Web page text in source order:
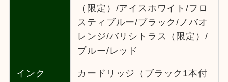
（限定）/アイスホワイト/フロ
スティブルー/ブラック/ノバオ
レンジ/バリシトラス（限定）/
ブルー/レッド
インク
カードリッジ（ブラック1本付